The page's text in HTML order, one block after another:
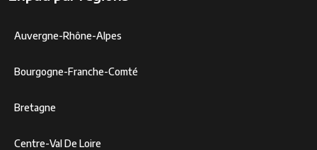
Auvergne-Rhône-Alpes
Bourgogne-Franche-Comté
Bretagne
Centre-Val De Loire